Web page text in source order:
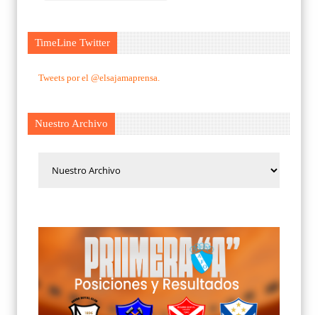
TimeLine Twitter
Tweets por el @elsajamaprensa.
Nuestro Archivo